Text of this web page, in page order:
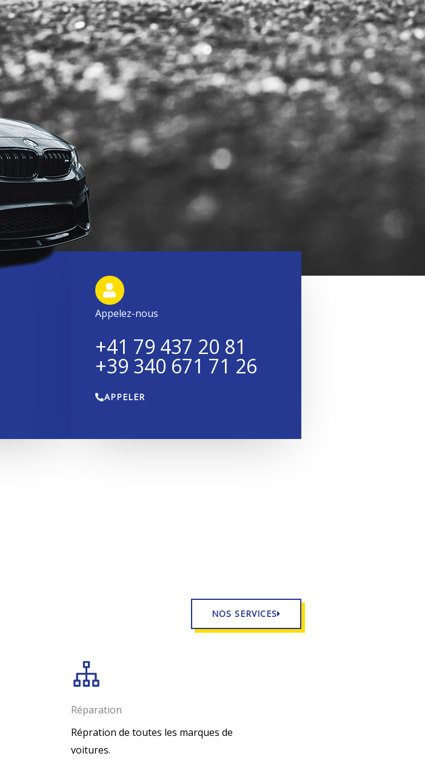
Appelez-nous
+41 79 437 20 81
+39 340 671 71 26
APPELER
NOS SERVICES
Réparation
Répration de toutes les marques de
voitures.